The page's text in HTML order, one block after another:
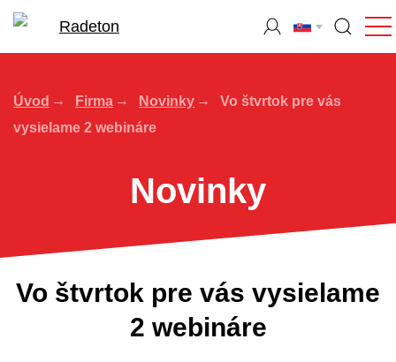
Úvod Firma Novinky
Vo štvrtok pre vás
vysielame 2 webináre
Novinky
Vo štvrtok pre vás vysielame
2 webináre